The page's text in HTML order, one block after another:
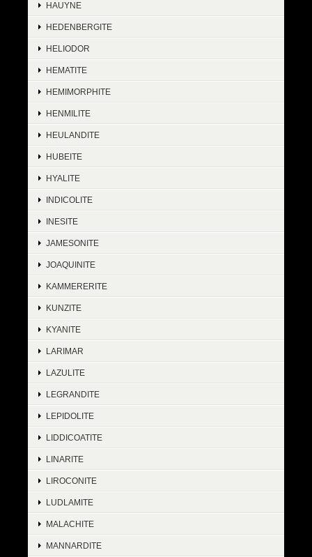
HAUYNE
HEDENBERGITE
HELIODOR
HEMATITE
HEMIMORPHITE
HENMILITE
HEULANDITE
HUBEITE
HYALITE
INDICOLITE
INESITE
JAMESONITE
JOAQUINITE
KAMMERERITE
KUNZITE
KYANITE
LARIMAR
LAZULITE
LEGRANDITE
LEPIDOLITE
LIDDICOATITE
LINARITE
LIROCONITE
LUDLAMITE
MALACHITE
MANNARDITE